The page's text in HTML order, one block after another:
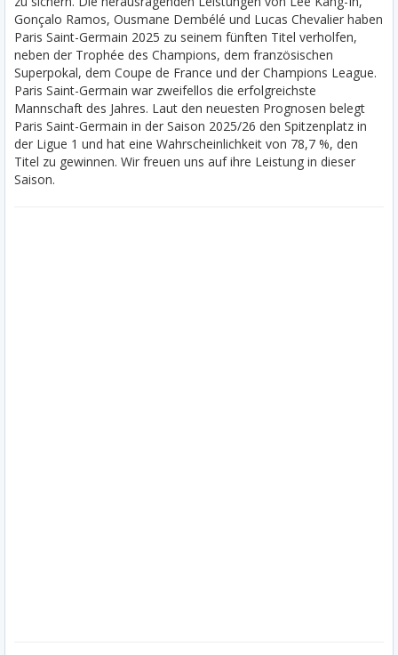
Gonçalo Ramos, Ousmane Dembélé und Lucas Chevalier haben
Paris Saint-Germain 2025 zu seinem fünften Titel verholfen,
neben der Trophée des Champions, dem französischen
Superpokal, dem Coupe de France und der Champions League.
Paris Saint-Germain war zweifellos die erfolgreichste
Mannschaft des Jahres. Laut den neuesten Prognosen belegt
Paris Saint-Germain in der Saison 2025/26 den Spitzenplatz in
der Ligue 1 und hat eine Wahrscheinlichkeit von 78,7 %, den
Titel zu gewinnen. Wir freuen uns auf ihre Leistung in dieser
Saison.